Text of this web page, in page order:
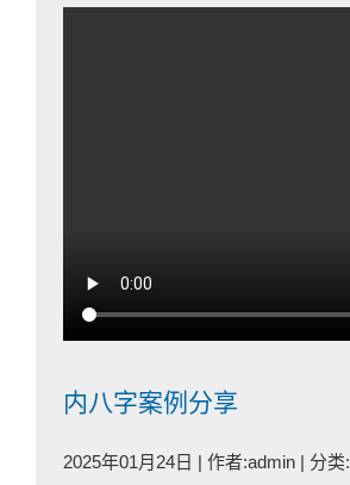
内八字案例分享
2025年01月24日 | 作者:admin | 分类: